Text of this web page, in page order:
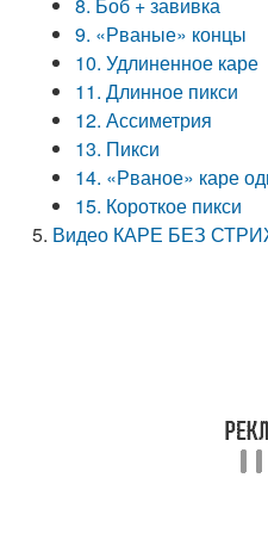
9. «Рваные» концы
10. Удлиненное каре
11. Длинное пикси
12. Ассиметрия
13. Пикси
14. «Рваное» каре
15. Короткое пикси
Видео КАРЕ БЕЗ